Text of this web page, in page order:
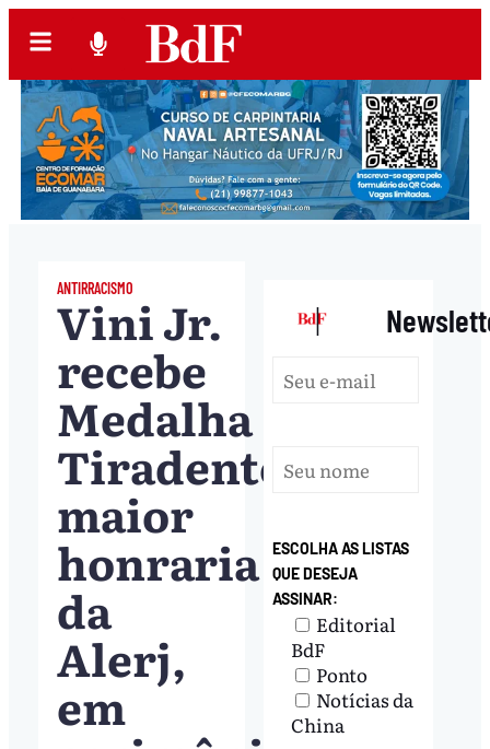
ANTIRRACISMO
Vini Jr.
recebe
Medalha
Tiradentes,
maior
honraria
da
Alerj,
em
|
ESCOLHA AS LISTAS
QUE DESEJA
ASSINAR:
Editorial
BdF
Ponto
Notícias da
China